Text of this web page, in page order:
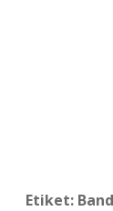
Etiket: